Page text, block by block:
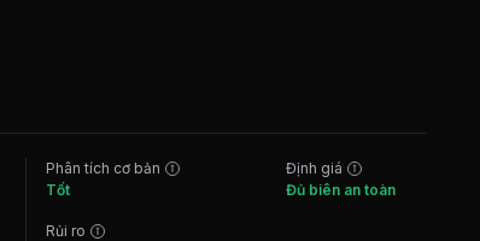
Phân tích cơ bản
Tốt
Rủi ro
Định giá
Đủ biên an toàn